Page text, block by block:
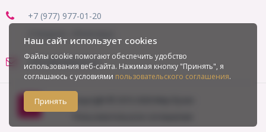
+7 (977) 977-01-20
office@mirbusin.ru
Наш сайт использует cookies
Файлы cookie помогают обеспечить удобство
использования веб-сайта. Нажимая кнопку "Принять", я
соглашаюсь с условиями пользовательского соглашения.
Принять